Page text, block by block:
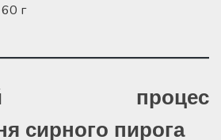
г
процес
сирного пирога